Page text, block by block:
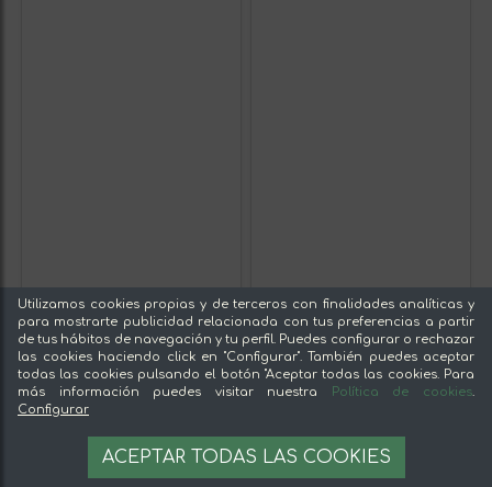
Utilizamos cookies propias y de terceros con finalidades analíticas y
para mostrarte publicidad relacionada con tus preferencias a partir
de tus hábitos de navegación y tu perfil. Puedes configurar o rechazar
las cookies haciendo click en "Configurar". También puedes aceptar
todas las cookies pulsando el botón "Aceptar todas las cookies. Para
más información puedes visitar nuestra
Política de cookies.
Configurar
ACEPTAR TODAS LAS COOKIES